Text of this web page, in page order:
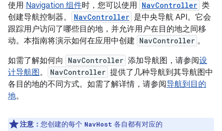
使用 Navigation 组件时，您可以使用 NavController 类
创建导航控制器。
NavController 是中央导航 API。它会
跟踪用户访问了哪些目的地，并允许用户在目的地之间移
动。本指南将演示如何在应用中创建 NavController 。
如需了解如何向
NavController 添加导航图，请参阅设
计导航图。 NavController 提供了几种导航到其导航图中
各目的地的不同方式。如需了解详情，请参阅导航到目的
地。
注意： 您创建的每个 NavHost 各自都有对应的